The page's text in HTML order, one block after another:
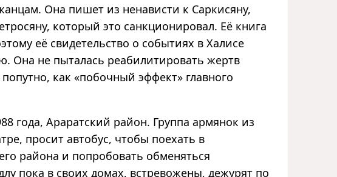
Она пишет из ненависти к Саркисяну,
который это санкционировал. Её книга
её свидетельство о событиях в Халисе
Она не пыталась реабилитировать жертв
как «побочный эффект» главного
года, Араратский район. Группа армянок из
просит автобус, чтобы поехать в
района и попробовать обменяться
пока в своих домах, встревожены, дежурят по